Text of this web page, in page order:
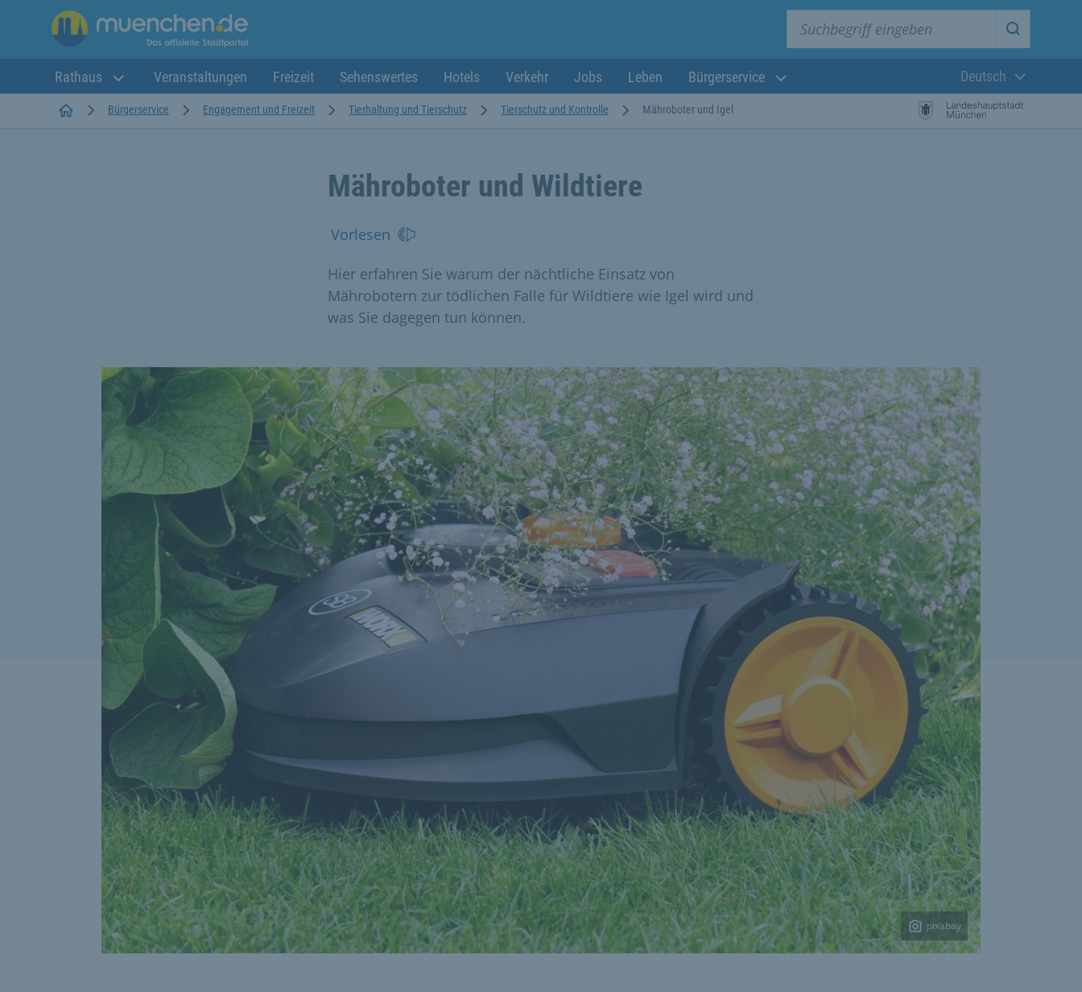
Suche
Rathaus Veranstaltungen Freizeit Sehenswertes Hotels Verkehr Jobs Leben Bürgerservice
Aktuelle
Deutsch
StartseiteBürgerservice Engagement und Freizeit Tierhaltung und Tierschutz Tierschutz und Kontrolle Mähroboter und Igel
Mähroboter und Wildtiere
Vorlesen
Hier erfahren Sie warum der nächtliche Einsatz von
Mährobotern zur tödlichen Falle für Wildtiere wie Igel wird und
was Sie dagegen tun können.
pixabay